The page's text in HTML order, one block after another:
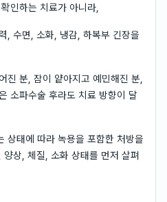
인하는 치료가 아니라,
, 수면, 소화, 냉감, 하복부 긴장을
진 분, 잠이 얕아지고 예민해진 분,
소파수술 후라도 치료 방향이 달
상태에 따라 녹용을 포함한 처방을
상, 체질, 소화 상태를 먼저 살펴